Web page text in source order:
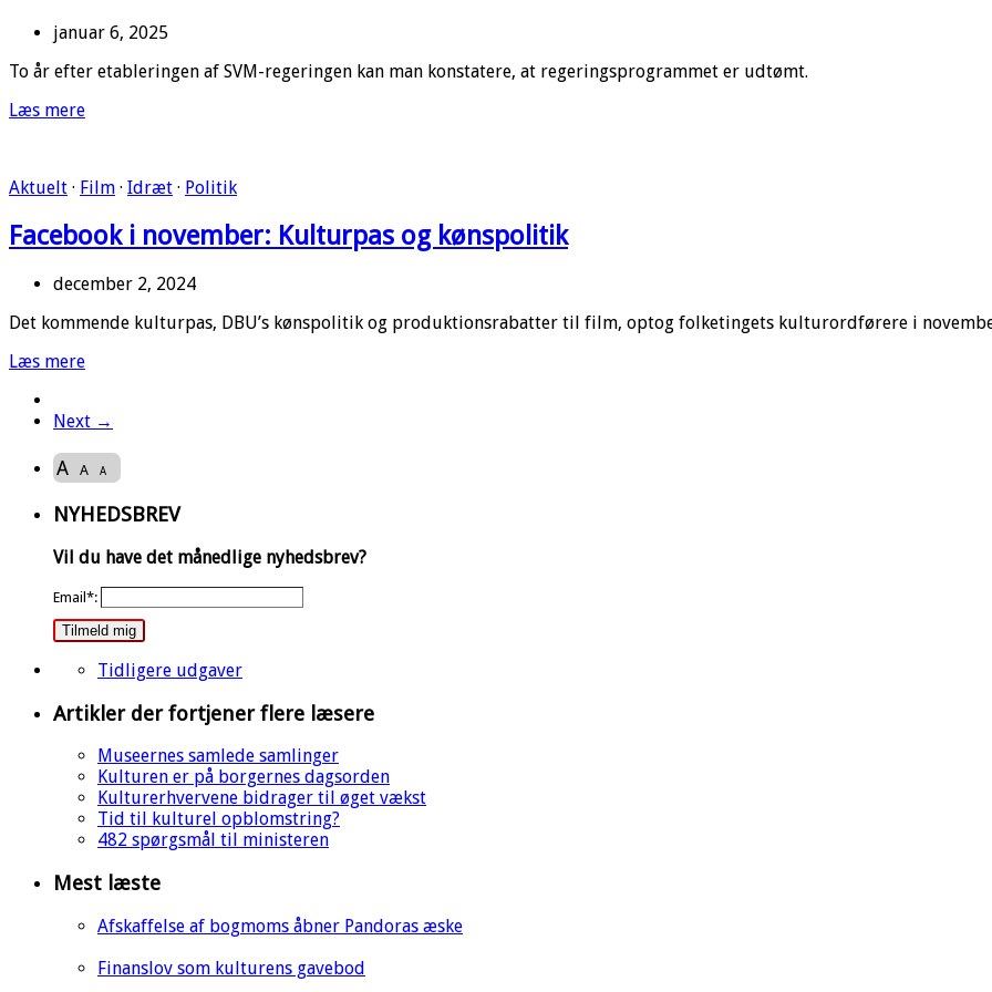
januar 6, 2025
To år efter etableringen af SVM-regeringen kan man konstatere, at regeringsprogrammet er udtømt.
Læs mere
Aktuelt · Film · Idræt · Politik
Facebook i november: Kulturpas og kønspolitik
december 2, 2024
Det kommende kulturpas, DBU’s kønspolitik og produktionsrabatter til film, optog folketingets kulturordførere i
Læs mere
Next →
A A A
NYHEDSBREV
Vil du have det månedlige nyhedsbrev?
Email*:
Tilmeld mig
Tidligere udgaver
Artikler der fortjener flere læsere
Museernes samlede samlinger
Kulturen er på borgernes dagsorden
Kulturerhvervene bidrager til øget vækst
Tid til kulturel opblomstring?
482 spørgsmål til ministeren
Mest læste
Afskaffelse af bogmoms åbner Pandoras æske
Finanslov som kulturens gavebod